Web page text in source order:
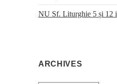
NU Sf. Liturghie 5 și 12
ARCHIVES